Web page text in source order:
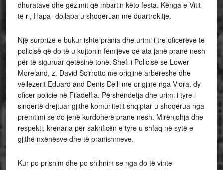
dhuratave dhe gëzimit që mbartin këto festa. Kënga e Vitit
të ri, Hapa- dollapa u shoqëruan me duartrokitje.
Një surprizë e bukur ishte prania dhe urimi i tre oficerëve të
policisë që do të u kujtonin fëmijëve që ata janë pranë nesh
për të siguruar qetësinë tonë. Shefi i Policisë se Lower
Moreland, z. David Scirrotto me origjinë arbëreshe dhe
vëllezerit Eduard and Denis Delli me origjinë nga Vlora, dy
oficer policie në Filadelfia. Përshëndetja dhe urimi i tyre i
sinqertë drejtuar gjithë komunitetit shqiptar u shoqërua nga
premtimi se do jenë kurdoherë prane nesh. Mirënjohja dhe
respekti, krenaria për sakrificën e tyre u shfaq në sytë e
gjithë nxënësve dhe të pranishmeve.
Kur po prisnim dhe po shihnim se nga do të vinte